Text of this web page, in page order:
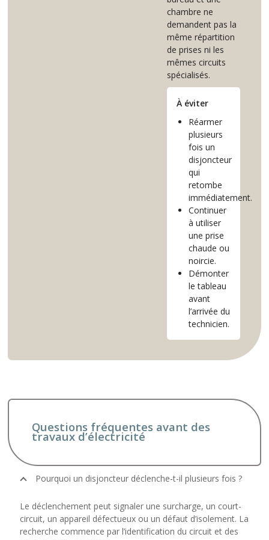
chambre ne
demandent pas la
même répartition
de prises ni les
mêmes circuits
spécialisés.
À éviter
Réarmer
plusieurs
fois un
disjoncteur
qui
retombe
immédiatement.
Continuer
à utiliser
une prise
chaude ou
noircie.
Démonter
le tableau
avant
l’arrivée du
technicien.
Questions fréquentes avant des
travaux d’électricité
Pourquoi un disjoncteur déclenche-t-il plusieurs fois ?
Le déclenchement peut signaler une surcharge, un court-
circuit, un appareil défectueux ou un défaut d’isolement. La
recherche commence par l’identification du circuit et des